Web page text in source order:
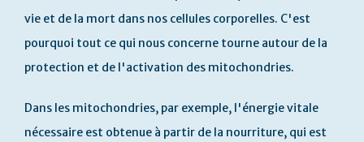
vie et de la mort dans nos cellules corporelles. C'est
pourquoi tout ce qui nous concerne tourne autour de la
protection et de l'activation des mitochondries.
Dans les mitochondries, par exemple, l'énergie vitale
nécessaire est obtenue à partir de la nourriture, qui est